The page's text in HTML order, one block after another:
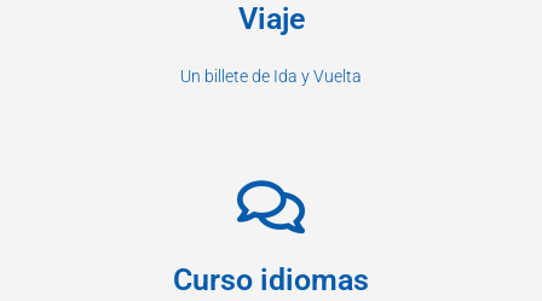
Viaje
Un billete de Ida y Vuelta
Curso idiomas